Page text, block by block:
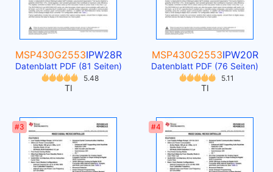
MSP430G2553IPW28R
Datenblatt PDF (81 Seiten)
5.48
TI
MSP430G2553IPW20R
Datenblatt PDF (76 Seiten)
5.11
TI
#3 #4